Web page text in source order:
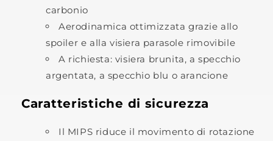
carbonio
Aerodinamica ottimizzata grazie allo
spoiler e alla visiera parasole rimovibile
A richiesta: visiera brunita, a specchio
argentata, a specchio blu o arancione
Caratteristiche di sicurezza
Il MIPS riduce il movimento di rotazione